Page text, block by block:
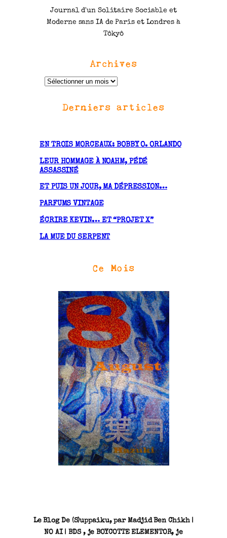
Journal d'un Solitaire Sociable et
Moderne sans IA de Paris et Londres à
Tôkyô
Archives
A
v
s
Derniers articles
EN TROIS MORCEAUX: BOBBY O. ORLANDO
LEUR HOMMAGE À NOAHM, PÉDÉ
ASSASSINÉ
ET PUIS UN JOUR, MA DÉPRESSION…
PARFUMS VINTAGE
ÉCRIRE KEVIN… ET “PROJET X”
LA MUE DU SERPENT
Ce Mois
Le Blog De (S)uppaiku, par Madjid Ben Chikh |
NO AI | BDS , je BOYCOTTE ELEMENTOR, je